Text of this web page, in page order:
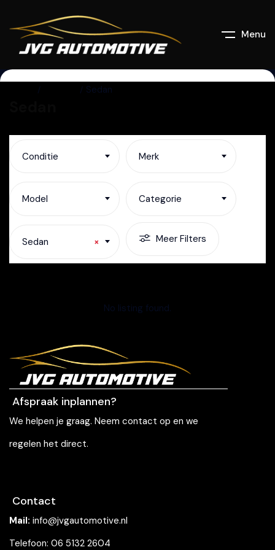
Menu
Sedan
Conditie Merk
Model Categorie
×
Sedan Meer Filters
No listing found.
Afspraak inplannen?
We helpen je graag. Neem contact op en we
regelen het direct.
Contact
Mail: info@jvgautomotive.nl
Telefoon: 06 5132 2604